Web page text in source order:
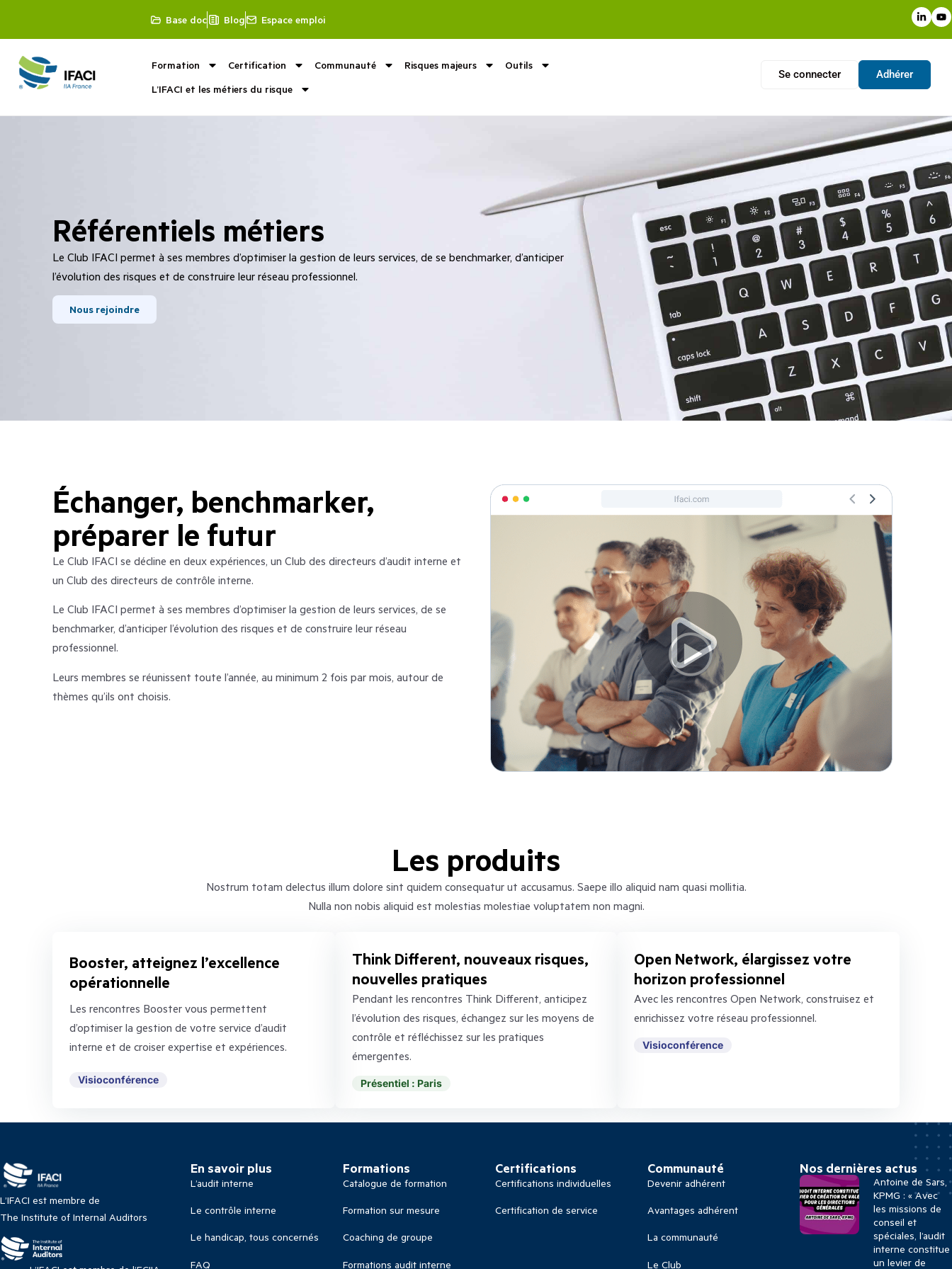
Base doc Blog Espace emploi
Formation Certification Communauté Risques majeurs
Outils
L’IFACI et les métiers du risque
Se connecter Adhérer
Référentiels métiers
Le Club IFACI permet à ses membres d’optimiser la gestion de leurs services, de se benchmarker, d’anticiper
l’évolution des risques et de construire leur réseau professionnel.
Nous rejoindre
Échanger, benchmarker,
préparer le futur
Le Club IFACI se décline en deux expériences, un Club des directeurs d’audit interne et
un Club des directeurs de contrôle interne.
Le Club IFACI permet à ses membres d’optimiser la gestion de leurs services, de se
benchmarker, d’anticiper l’évolution des risques et de construire leur réseau
professionnel.
Leurs membres se réunissent toute l’année, au minimum 2 fois par mois, autour de
thèmes qu’ils ont choisis.
Les produits
Nostrum totam delectus illum dolore sint quidem consequatur ut accusamus. Saepe illo aliquid nam quasi mollitia.
Nulla non nobis aliquid est molestias molestiae voluptatem non magni.
Booster, atteignez l’excellence
opérationnelle
Les rencontres Booster vous permettent
d’optimiser la gestion de votre service d’audit
interne et de croiser expertise et expériences.
Visioconférence
Think Different, nouveaux risques,
nouvelles pratiques
Pendant les rencontres Think Different, anticipez
l’évolution des risques, échangez sur les moyens de
contrôle et réfléchissez sur les pratiques
émergentes.
Présentiel : Paris
Open Network, élargissez votre
horizon professionnel
Avec les rencontres Open Network, construisez et
enrichissez votre réseau professionnel.
Visioconférence
L’IFACI est membre de
The Institute of Internal Auditors
En savoir plus
L’audit interne
Le contrôle interne
Le handicap, tous concernés
FAQ
Formations
Catalogue de formation
Formation sur mesure
Coaching de groupe
Formations audit interne
Certifications
Certifications individuelles
Certification de service
Communauté
Devenir adhérent
Avantages adhérent
La communauté
Le Club
Nos dernières actus
Antoine de Sars,
KPMG : « Avec
les missions de
conseil et
spéciales, l’audit
interne constitue
un levier de